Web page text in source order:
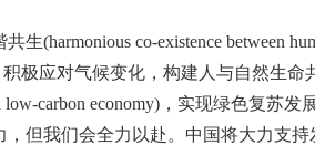
共生(harmonious co-existence between
积极应对气候变化，构建人与自然生命
low-carbon economy) ，实现绿色复苏发
，但我们会全力以赴。中国将大力支